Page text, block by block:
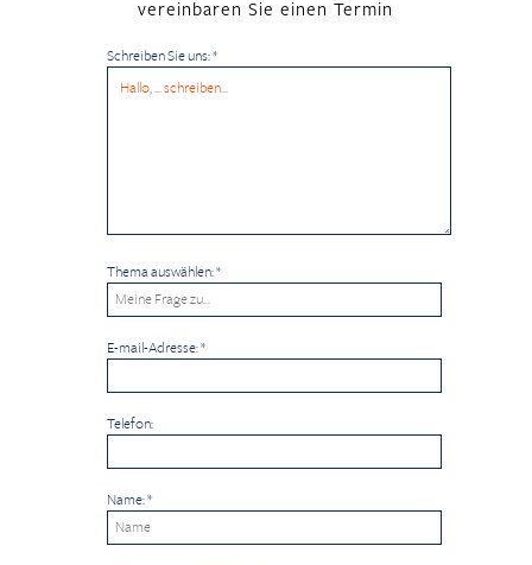
vereinbaren Sie einen Termin
Schreiben Sie uns:*
Thema auswählen:*
E-mail-Adresse:*
Telefon:
Name:*